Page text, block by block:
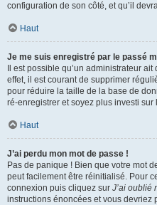
configuration de son côté, et qu’il
Haut
Je me suis enregistré par le passé
Il est possible qu’un administrateur
effet, il est courant de supprimer
pour réduire la taille de la base de
ré-enregistrer et soyez plus investi sur
Haut
J’ai perdu mon mot de passe !
Pas de panique ! Bien que votre mot
peut facilement être réinitialisé. Pour
connexion puis cliquez sur J’ai oublié
instructions énoncées et vous devriez